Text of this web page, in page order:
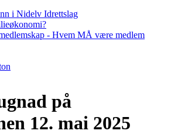
i Nidelv Idrettslag
- Hvem MÅ være medlem
på
12. mai 2025